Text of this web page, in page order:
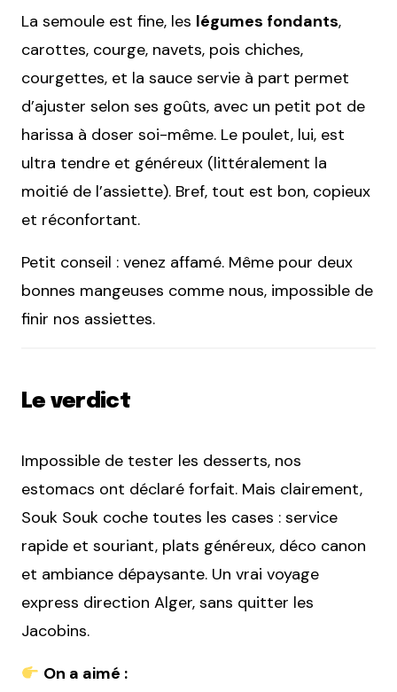
La semoule est fine, les légumes fondants,
carottes, courge, navets, pois chiches,
courgettes, et la sauce servie à part permet
d’ajuster selon ses goûts, avec un petit pot de
harissa à doser soi-même. Le poulet, lui, est
ultra tendre et généreux (littéralement la
moitié de l’assiette). Bref, tout est bon, copieux
et réconfortant.
Petit conseil : venez affamé. Même pour deux
bonnes mangeuses comme nous, impossible de
finir nos assiettes.
Le verdict
Impossible de tester les desserts, nos
estomacs ont déclaré forfait. Mais clairement,
Souk Souk coche toutes les cases : service
rapide et souriant, plats généreux, déco canon
et ambiance dépaysante. Un vrai voyage
express direction Alger, sans quitter les
Jacobins.
On a aimé :